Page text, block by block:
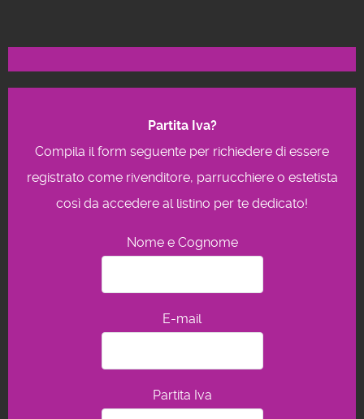
Partita Iva?
Compila il form seguente per richiedere di essere
registrato come rivenditore, parrucchiere o estetista
così da accedere al listino per te dedicato!
Nome e Cognome
E-mail
Partita Iva